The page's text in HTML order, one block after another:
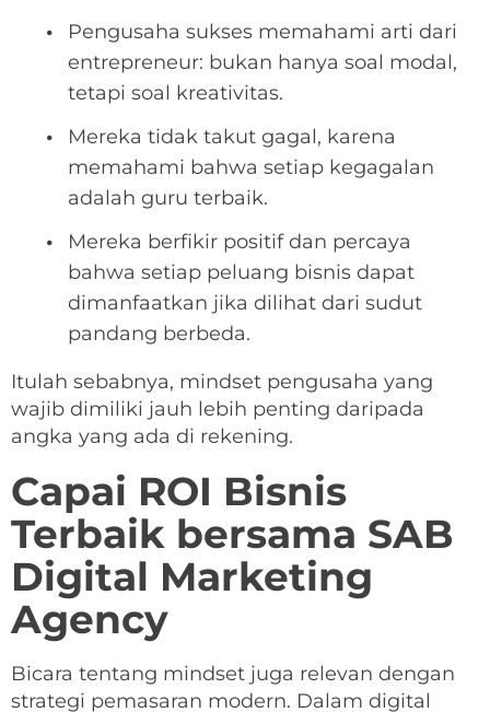
Pengusaha sukses memahami arti dari
entrepreneur: bukan hanya soal modal,
tetapi soal kreativitas.
Mereka tidak takut gagal, karena
memahami bahwa setiap kegagalan
adalah guru terbaik.
Mereka berfikir positif dan percaya
bahwa setiap peluang bisnis dapat
dimanfaatkan jika dilihat dari sudut
pandang berbeda.
Itulah sebabnya, mindset pengusaha yang
wajib dimiliki jauh lebih penting daripada
angka yang ada di rekening.
Capai ROI Bisnis
Terbaik bersama SAB
Digital Marketing
Agency
Bicara tentang mindset juga relevan dengan
strategi pemasaran modern. Dalam digital